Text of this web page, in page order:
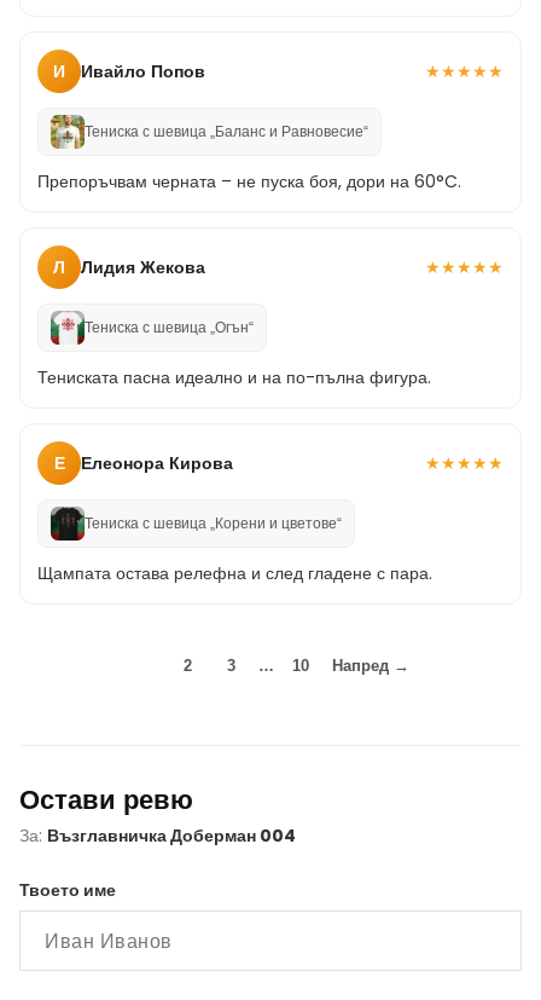
И Ивайло Попов ★★★★★
Тениска с шевица „Баланс и Равновесие“
Препоръчвам черната – не пуска боя, дори на 60°C.
Л Лидия Жекова ★★★★★
Тениска с шевица „Огън“
Тениската пасна идеално и на по-пълна фигура.
Е Елеонора Кирова ★★★★★
Тениска с шевица „Корени и цветове“
Щампата остава релефна и след гладене с пара.
2 3 … 10 Напред →
Остави ревю
За: Възглавничка Доберман 004
Твоето име